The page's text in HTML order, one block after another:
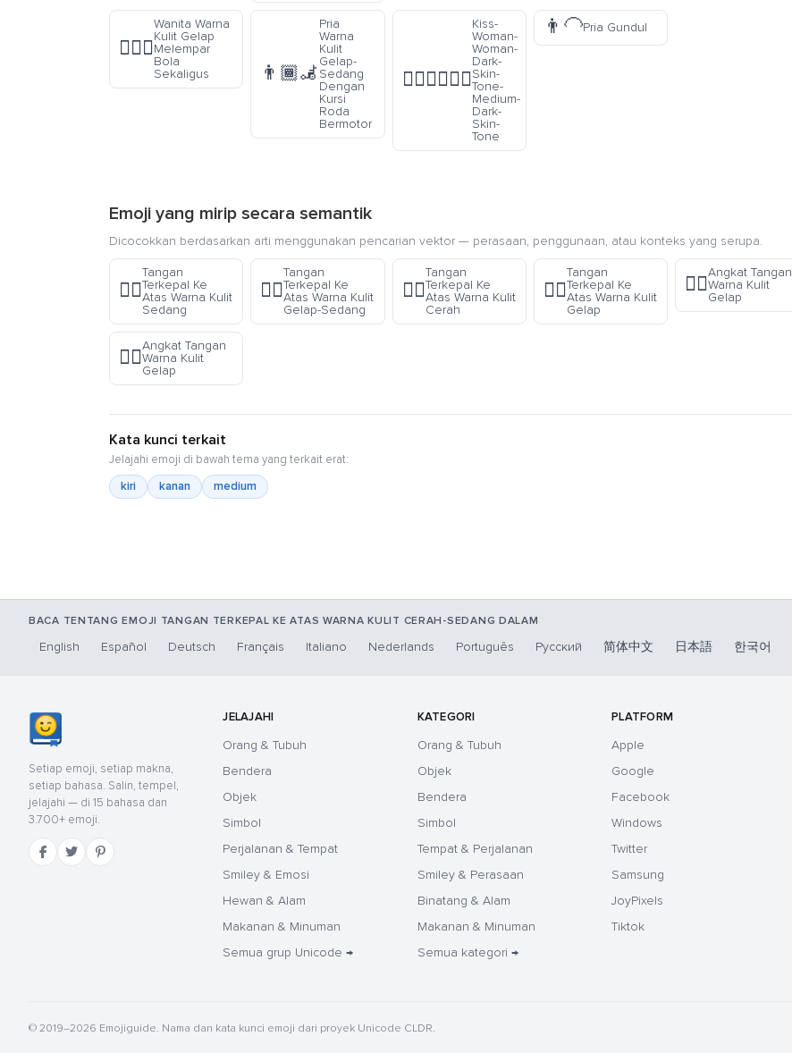
🤹🏿‍♀️
Wanita Warna
Kulit Gelap
Melempar
Bola
Sekaligus
👨🏾‍🦼
Pria
Warna
Kulit
Gelap-
Sedang
Dengan
Kursi
Roda
Bermotor
👩🏿‍❤️‍💋‍👩🏾
Kiss-
Woman-
Woman-
Dark-
Skin-
Tone-
Medium-
Dark-
Skin-
Tone
👨‍🦲Pria Gundul
Emoji yang mirip secara semantik
Dicocokkan berdasarkan arti menggunakan pencarian vektor — perasaan, penggunaan, atau konteks yang serupa.
✊🏽
Tangan
Terkepal Ke
Atas Warna Kulit
Sedang
✊🏾
Tangan
Terkepal Ke
Atas Warna Kulit
Gelap-Sedang
✊🏻
Tangan
Terkepal Ke
Atas Warna Kulit
Cerah
✊🏿
Tangan
Terkepal Ke
Atas Warna Kulit
Gelap
✋🏼
Angkat Tangan
Warna Kulit
Gelap
✋🏽
Angkat Tangan
Warna Kulit
Gelap
Kata kunci terkait
Jelajahi emoji di bawah tema yang terkait erat:
kiri
kanan medium
BACA TENTANG EMOJI TANGAN TERKEPAL KE ATAS WARNA KULIT CERAH-SEDANG DALAM
English Español Deutsch Français Italiano Nederlands Português Русский 简体中文 日本語 한국어
Setiap emoji, setiap makna,
setiap bahasa. Salin, tempel,
jelajahi — di 15 bahasa dan
3.700+ emoji.
JELAJAHI
Orang & Tubuh
Bendera
Objek
Simbol
Perjalanan & Tempat
Smiley & Emosi
Hewan & Alam
Makanan & Minuman
Semua grup Unicode →
KATEGORI
Orang & Tubuh
Objek
Bendera
Simbol
Tempat & Perjalanan
Smiley & Perasaan
Binatang & Alam
Makanan & Minuman
Semua kategori →
PLATFORM
Apple
Google
Facebook
Windows
Twitter
Samsung
JoyPixels
Tiktok
© 2019–2026 Emojiguide. Nama dan kata kunci emoji dari proyek Unicode CLDR.